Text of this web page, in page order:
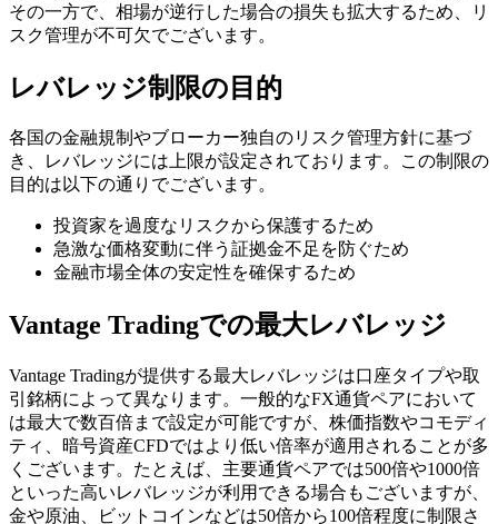
その一方で、相場が逆行した場合の損失も拡大するため、リ
スク管理が不可欠でございます。
レバレッジ制限の目的
各国の金融規制やブローカー独自のリスク管理方針に基づ
き、レバレッジには上限が設定されております。この制限の
目的は以下の通りでございます。
投資家を過度なリスクから保護するため
急激な価格変動に伴う証拠金不足を防ぐため
金融市場全体の安定性を確保するため
Vantage Tradingでの最大レバレッジ
Vantage Tradingが提供する最大レバレッジは口座タイプや取
引銘柄によって異なります。一般的なFX通貨ペアにおいて
は最大で数百倍まで設定が可能ですが、株価指数やコモディ
ティ、暗号資産CFDではより低い倍率が適用されることが多
くございます。たとえば、主要通貨ペアでは500倍や1000倍
といった高いレバレッジが利用できる場合もございますが、
金や原油、ビットコインなどは50倍から100倍程度に制限さ